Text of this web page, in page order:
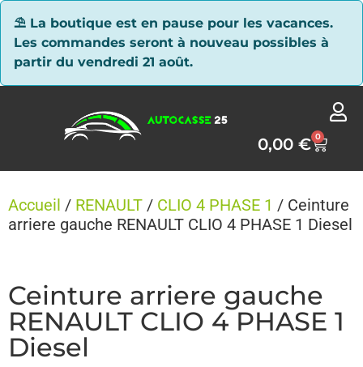
⛱ La boutique est en pause pour les vacances.
Les commandes seront à nouveau possibles à
partir du vendredi 21 août.
0,00€ 0
Accueil / RENAULT / CLIO 4 PHASE 1 / Ceinture
arriere gauche RENAULT CLIO 4 PHASE 1 Diesel
Ceinture arriere gauche
RENAULT CLIO 4 PHASE 1
Diesel
Panneau de gestion des cookies